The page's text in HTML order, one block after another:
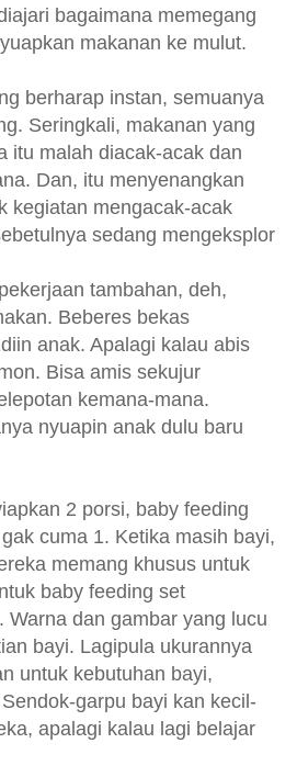
bagaimana memegang
makanan ke mulut.
berharap instan, semuanya
Seringkali, makanan yang
itu malah diacak-acak dan
Dan, itu menyenangkan
kegiatan mengacak-acak
sedang mengeksplor
tambahan, deh,
Beberes bekas
anak. Apalagi kalau abis
Bisa amis sekujur
kemana-mana.
nyuapin anak dulu baru
2 porsi, baby feeding
cuma 1. Ketika masih bayi,
memang khusus untuk
baby feeding set
Warna dan gambar yang lucu
bayi. Lagipula ukurannya
untuk kebutuhan bayi,
garpu bayi kan kecil-
apalagi kalau lagi belajar